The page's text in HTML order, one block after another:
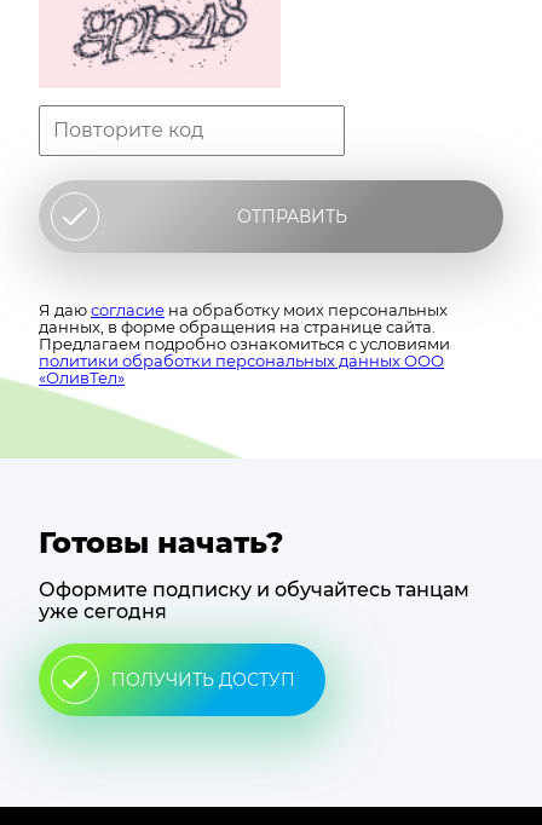
ОТПРАВИТЬ
Я даюсогласие на обработку моих персональных
данных, в форме обращения на странице сайта.
Предлагаем подробно ознакомиться с условиями
политики обработки персональных данных ООО
«ОливТел»
Готовы начать?
Оформите подписку и обучайтесь танцам
уже сегодня
ПОЛУЧИТЬ ДОСТУП